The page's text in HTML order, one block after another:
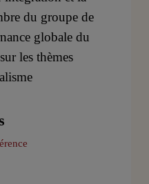
du groupe de
globale du
les thèmes